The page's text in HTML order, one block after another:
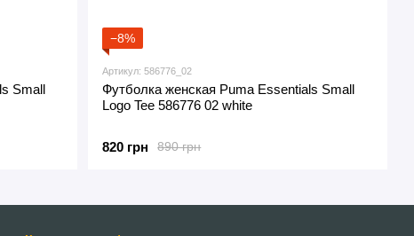
Small
−8%
Артикул: 586776_02
Футболка женская Puma Essentials Small
Logo Tee 586776 02 white
890 грн
820 грн